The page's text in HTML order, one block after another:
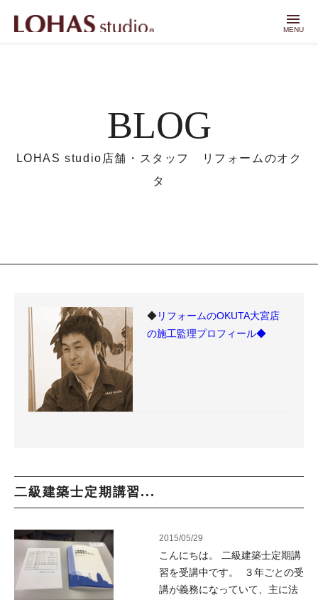
menu
MENU
BLOG
LOHAS studio店舗・スタッフ リフォームのオク
タ
◆リフォームのOKUTA大宮店
の施工監理プロフィール◆
二級建築士定期講習...
2015/05/29
こんにちは。 二級建築士定期講
習を受講中です。 ３年ごとの受
講が義務になっていて、主に法